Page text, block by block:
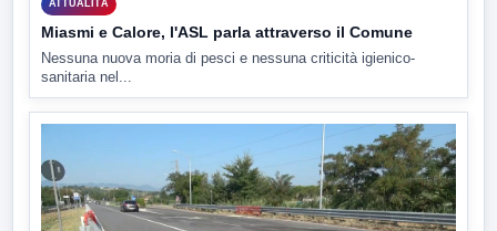
ATTUALITÀ
Miasmi e Calore, l'ASL parla attraverso il Comune
Nessuna nuova moria di pesci e nessuna criticità igienico-
sanitaria nel...